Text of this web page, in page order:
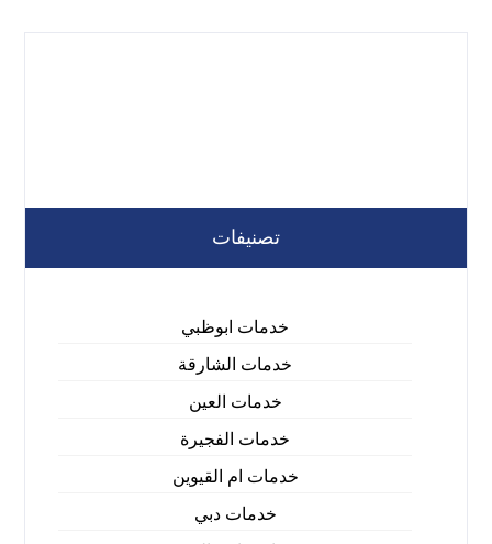
تصنيفات
خدمات ابوظبي
خدمات الشارقة
خدمات العين
خدمات الفجيرة
خدمات ام القيوين
خدمات دبي